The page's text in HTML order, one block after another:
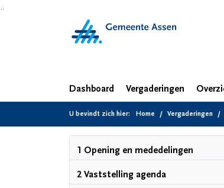
Dashboard Vergaderingen
U bevindt zich hier: Home Vergaderingen
1 Opening en mededelingen
2 Vaststelling agenda